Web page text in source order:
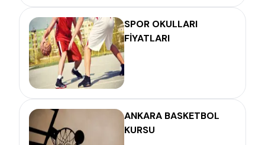
SPOR OKULLARI
FİYATLARI
ANKARA BASKETBOL
KURSU